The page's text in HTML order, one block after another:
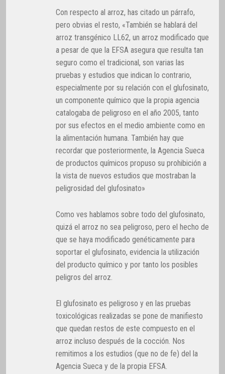
Con respecto al arroz, has citado un párrafo,
pero obvias el resto, «También se hablará del
arroz transgénico LL62, un arroz modificado que
a pesar de que la EFSA asegura que resulta tan
seguro como el tradicional, son varias las
pruebas y estudios que indican lo contrario,
especialmente por su relación con el glufosinato,
un componente químico que la propia agencia
catalogaba de peligroso en el año 2005, tanto
por sus efectos en el medio ambiente como en
la alimentación humana. También hay que
recordar que posteriormente, la Agencia Sueca
de productos químicos propuso su prohibición a
la vista de nuevos estudios que mostraban la
peligrosidad del glufosinato»
Como ves hablamos sobre todo del glufosinato,
quizá el arroz no sea peligroso, pero el hecho de
que se haya modificado genéticamente para
soportar el glufosinato, evidencia la utilización
del producto químico y por tanto los posibles
peligros del arroz.
El glufosinato es peligroso y en las pruebas
toxicológicas realizadas se pone de manifiesto
que quedan restos de este compuesto en el
arroz incluso después de la cocción. Nos
remitimos a los estudios (que no de fe) del la
Agencia Sueca y de la propia EFSA.